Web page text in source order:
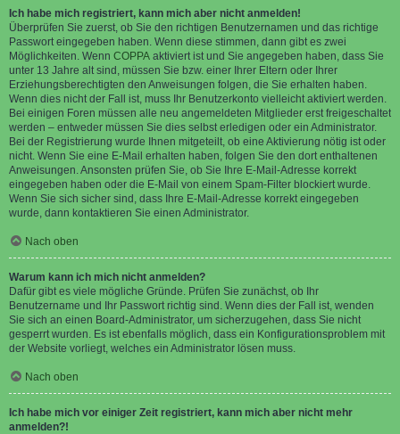
Ich habe mich registriert, kann mich aber nicht anmelden!
Überprüfen Sie zuerst, ob Sie den richtigen Benutzernamen und das richtige
Passwort eingegeben haben. Wenn diese stimmen, dann gibt es zwei
Möglichkeiten. Wenn COPPA aktiviert ist und Sie angegeben haben, dass Sie
unter 13 Jahre alt sind, müssen Sie bzw. einer Ihrer Eltern oder Ihrer
Erziehungsberechtigten den Anweisungen folgen, die Sie erhalten haben.
Wenn dies nicht der Fall ist, muss Ihr Benutzerkonto vielleicht aktiviert werden.
Bei einigen Foren müssen alle neu angemeldeten Mitglieder erst freigeschaltet
werden – entweder müssen Sie dies selbst erledigen oder ein Administrator.
Bei der Registrierung wurde Ihnen mitgeteilt, ob eine Aktivierung nötig ist oder
nicht. Wenn Sie eine E-Mail erhalten haben, folgen Sie den dort enthaltenen
Anweisungen. Ansonsten prüfen Sie, ob Sie Ihre E-Mail-Adresse korrekt
eingegeben haben oder die E-Mail von einem Spam-Filter blockiert wurde.
Wenn Sie sich sicher sind, dass Ihre E-Mail-Adresse korrekt eingegeben
wurde, dann kontaktieren Sie einen Administrator.
Nach oben
Warum kann ich mich nicht anmelden?
Dafür gibt es viele mögliche Gründe. Prüfen Sie zunächst, ob Ihr
Benutzername und Ihr Passwort richtig sind. Wenn dies der Fall ist, wenden
Sie sich an einen Board-Administrator, um sicherzugehen, dass Sie nicht
gesperrt wurden. Es ist ebenfalls möglich, dass ein Konfigurationsproblem mit
der Website vorliegt, welches ein Administrator lösen muss.
Nach oben
Ich habe mich vor einiger Zeit registriert, kann mich aber nicht mehr
anmelden?!